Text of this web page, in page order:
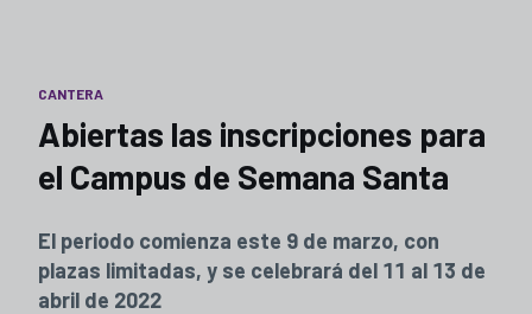
CANTERA
Abiertas las inscripciones para
el Campus de Semana Santa
El periodo comienza este 9 de marzo, con
plazas limitadas, y se celebrará del 11 al 13 de
abril de 2022